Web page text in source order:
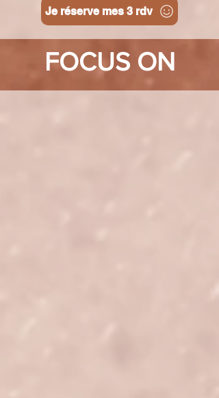
Je réserve mes 3 rdv
FOCUS ON